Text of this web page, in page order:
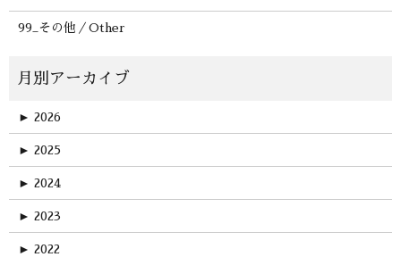
99_その他／Other
► 2026
► 2025
► 2024
► 2023
► 2022